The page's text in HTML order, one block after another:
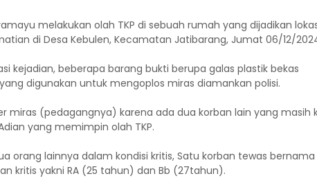
melakukan olah TKP di sebuah rumah yang dijadikan
di Desa Kebulen, Kecamatan Jatibarang, Jumat 06/12/
kejadian, beberapa barang bukti berupa galas plastik bekas
digunakan untuk mengoplos miras diamankan polisi.
miras (pedagangnya) karena ada dua korban lain yang masih
yang memimpin olah TKP.
orang lainnya dalam kondisi kritis, Satu korban tewas bernama
kritis yakni RA (25 tahun) dan Bb (27tahun).